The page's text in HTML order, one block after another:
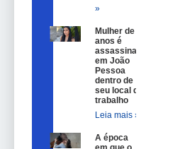
»
Mulher de 25
anos é
assassinada
em João
Pessoa
dentro de
seu local de
trabalho
Leia mais »
A época